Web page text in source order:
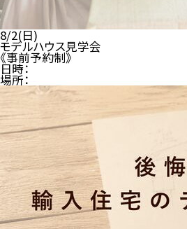
8/2(日)
モデルハウス見学会
《事前予約制》
日時：
場所：